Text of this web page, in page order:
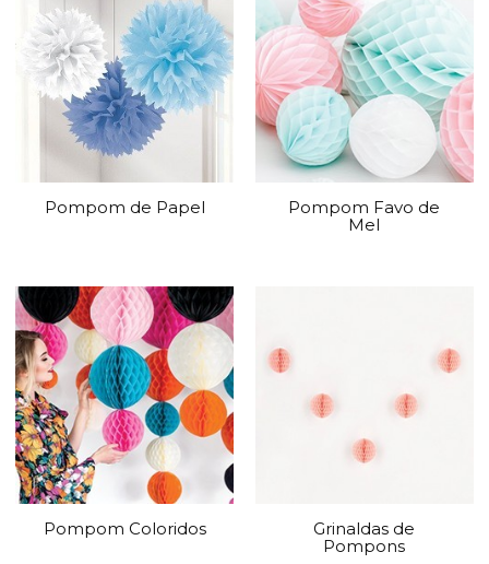
Pompom de Papel
Pompom Favo de
Mel
Pompom Coloridos
Grinaldas de
Pompons